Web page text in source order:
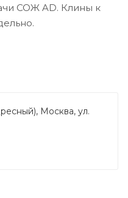
СОЖ AD. Клины к
Москва, ул.